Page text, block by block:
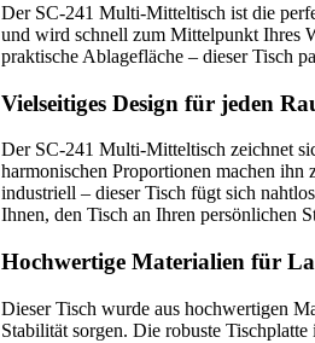
Der SC-241 Multi-Mitteltisch ist die
und wird schnell zum Mittelpunkt Ihres
praktische Ablagefläche – dieser Tisch
Vielseitiges Design für jeden
Der SC-241 Multi-Mitteltisch zeichnet
harmonischen Proportionen machen
industriell – dieser Tisch fügt sich
Ihnen, den Tisch an Ihren persönlichen
Hochwertige Materialien für
Dieser Tisch wurde aus hochwertigen
Stabilität sorgen. Die robuste